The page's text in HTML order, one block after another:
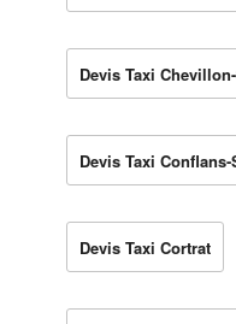
Devis Taxi
Devis Taxi
Devis Taxi Cortrat